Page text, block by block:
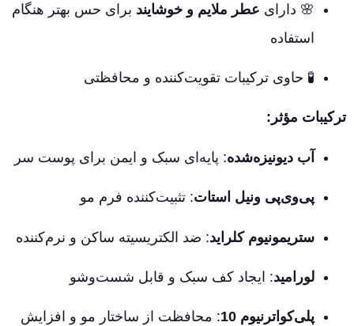
🌸 دارای عطر ملایم و خوشایند برای حس بهتر هنگام
استفاده
🧪 حاوی ترکیبات تقویت‌کننده و محافظتی
ترکیبات مؤثر:
آب دیونیزه‌شده: پایه‌ای سبک و ایمن برای پوست سر
پی‌وی‌پی ونیل استات: تثبیت‌کننده فرم مو
ستریمونیوم کلراید: ضد الکتریسیته ساکن و نرم‌کننده
لورامید: ایجاد کف سبک و قابل شست‌وشو
پلی‌کواترنیوم 10
: محافظت از ساختار مو و افزایش